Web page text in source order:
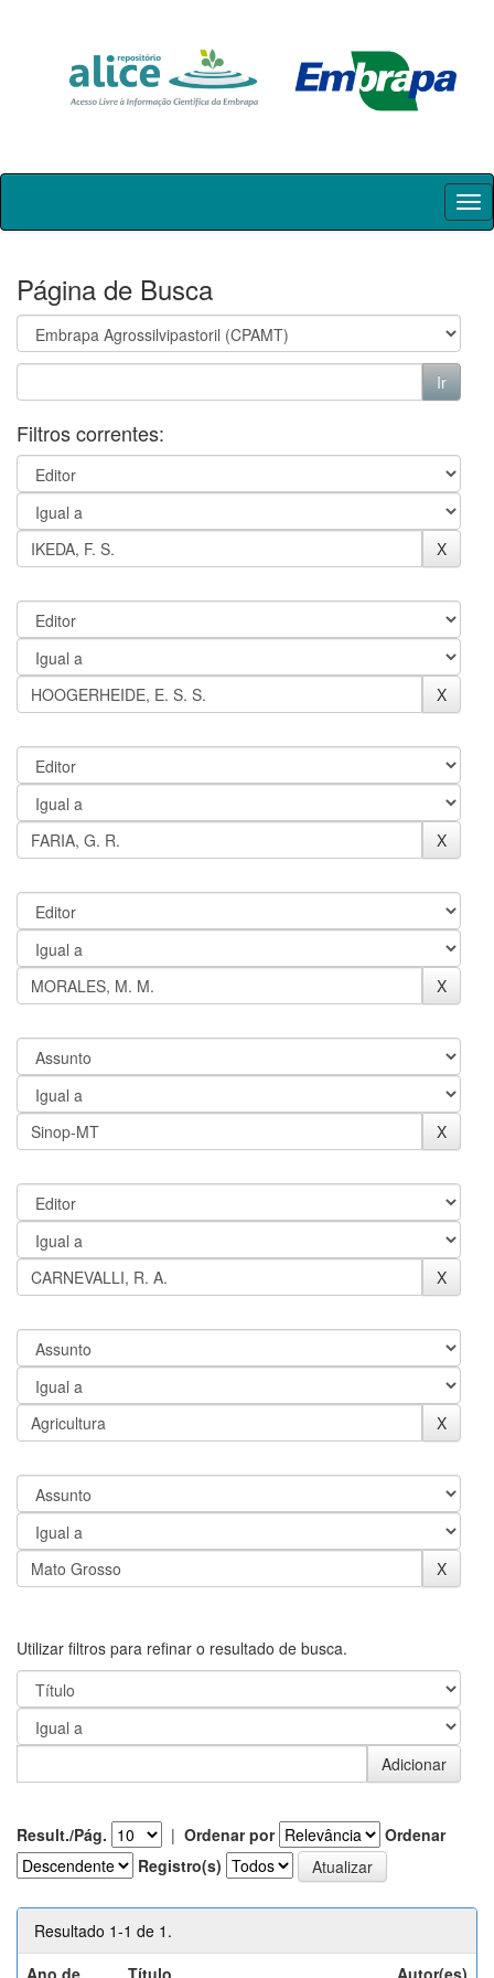
Skip
Página de Busca
Filtros correntes:
Utilizar filtros para refinar o resultado de busca.
Result./Pág. | Ordenar por
Ordenar
Registro(s)
Resultado 1-1 de 1.
Ano de
Título Autor(es)